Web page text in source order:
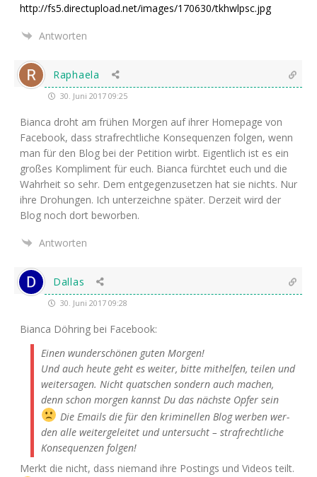
http://fs5.directupload.net/images/170630/tkhwlpsc.jpg
Antworten
Raphaela
30. Juni 2017 09:25
Bian­ca droht am frü­hen Mor­gen auf ihrer Home­page von
Face­book, dass straf­recht­li­che Kon­se­quen­zen fol­gen, wenn
man für den Blog bei der Peti­ti­on wirbt. Eigent­lich ist es ein
gro­ßes Kom­pli­ment für euch. Bian­ca fürch­tet euch und die
Wahr­heit so sehr. Dem ent­ge­gen­zu­set­zen hat sie nichts. Nur
ihre Dro­hun­gen. Ich unter­zeich­ne spä­ter. Der­zeit wird der
Blog noch dort beworben.
Antworten
Dallas
30. Juni 2017 09:28
Bian­ca Döh­ring bei Facebook:
Einen wun­der­schö­nen guten Morgen!
Und auch heu­te geht es wei­ter, bit­te mit­hel­fen, tei­len und
wei­ter­sa­gen. Nicht quat­schen son­dern auch machen,
denn schon mor­gen kannst Du das nächs­te Opfer sein
Die Emails die für den kri­mi­nel­len Blog wer­ben wer­
den alle wei­ter­ge­lei­tet und unter­sucht – straf­recht­li­che
Kon­se­quen­zen folgen!
Merkt die nicht, dass nie­mand ihre Pos­tings und Vide­os teilt.